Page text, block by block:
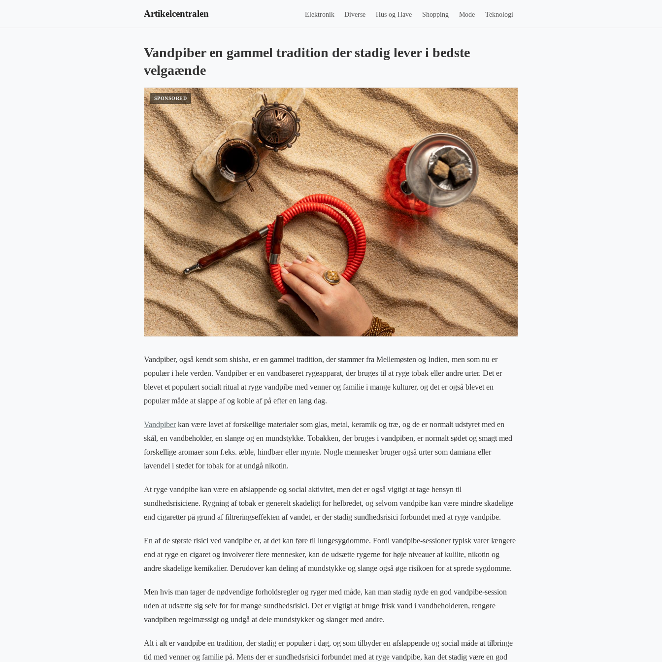
Artikelcentralen Elektronik Diverse Hus og Have Shopping Mode Teknologi
Vandpiber en gammel tradition der stadig lever i bedste
velgaænde
Vandpiber, også kendt som shisha, er en gammel tradition, der stammer fra Mellemøsten og Indien, men som nu er
populær i hele verden. Vandpiber er en vandbaseret rygeapparat, der bruges til at ryge tobak eller andre urter. Det er
blevet et populært socialt ritual at ryge vandpibe med venner og familie i mange kulturer, og det er også blevet en
populær måde at slappe af og koble af på efter en lang dag.
Vandpiberkan være lavet af forskellige materialer som glas, metal, keramik og træ, og de er normalt udstyret med en
skål, en vandbeholder, en slange og en mundstykke. Tobakken, der bruges i vandpiben, er normalt sødet og smagt med
forskellige aromaer som f.eks. æble, hindbær eller mynte. Nogle mennesker bruger også urter som damiana eller
lavendel i stedet for tobak for at undgå nikotin.
At ryge vandpibe kan være en afslappende og social aktivitet, men det er også vigtigt at tage hensyn til
sundhedsrisiciene. Rygning af tobak er generelt skadeligt for helbredet, og selvom vandpibe kan være mindre skadelige
end cigaretter på grund af filtreringseffekten af vandet, er der stadig sundhedsrisici forbundet med at ryge vandpibe.
En af de største risici ved vandpibe er, at det kan føre til lungesygdomme. Fordi vandpibe-sessioner typisk varer længere
end at ryge en cigaret og involverer flere mennesker, kan de udsætte rygerne for høje niveauer af kulilte, nikotin og
andre skadelige kemikalier. Derudover kan deling af mundstykke og slange også øge risikoen for at sprede sygdomme.
Men hvis man tager de nødvendige forholdsregler og ryger med måde, kan man stadig nyde en god vandpibe-session
uden at udsætte sig selv for for mange sundhedsrisici. Det er vigtigt at bruge frisk vand i vandbeholderen, rengøre
vandpiben regelmæssigt og undgå at dele mundstykker og slanger med andre.
Alt i alt er vandpibe en tradition, der stadig er populær i dag, og som tilbyder en afslappende og social måde at tilbringe
tid med venner og familie på. Mens der er sundhedsrisici forbundet med at ryge vandpibe, kan det stadig være en god